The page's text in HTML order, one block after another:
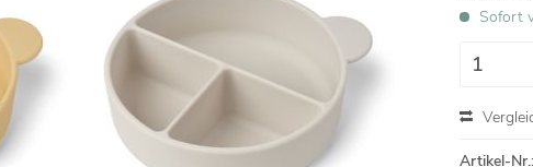
Sofort
Artikel-Nr.: